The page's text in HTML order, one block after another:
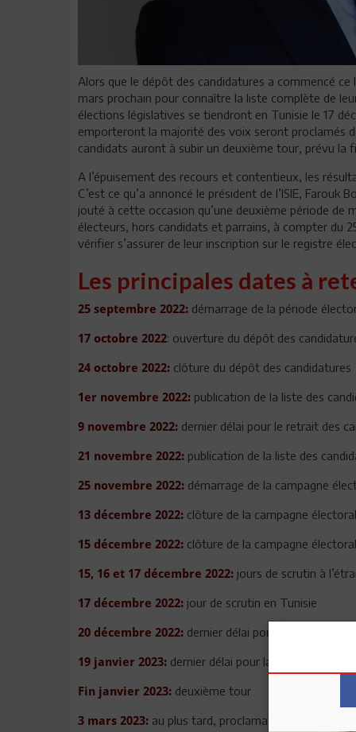
Alors que le dépôt des candidatures a commencé
mars prochain pour connaître la liste complète de
élections législatives se tiendront en Tunisie le 17
emporteront la majorité des voix seront proclamés
candidats auront à subir un deuxième tour, prévu la
A l’épuisement des recours et contentieux, les
C’est ce qu’a annoncé le président de l’ISIE, Farouk
jouté à cette occasion qu’une deuxième période
électeurs, hors candidats et parrains, à compter du
vérifier s’assurer de leur inscription sur le registre
Les principales dates à
25 septembre 2022: démarrage de la période
17 octobre 2022: ouverture du dépôt des
24 octobre 2022: clôture du dépôt des candidatures
1er novembre 2022: publication de la liste des
9 novembre 2022: dernier délai pour le retrait des
21 novembre 2022: publication de la liste des
25 novembre 2022: démarrage de la campagne
13 décembre 2022: clôture de la campagne
15 décembre 2022: clôture de la campagne
15, 16 et 17 décembre 2022: jours de scrutin à
17 décembre 2022: jour de scrutin en Tunisie
20 décembre 2022: dernier délai pour la
19 janvier 2023: dernier délai pour la proclamation
Fin janvier 2023: deuxième tour
3 mars 2023: au plus tard, proclamation des